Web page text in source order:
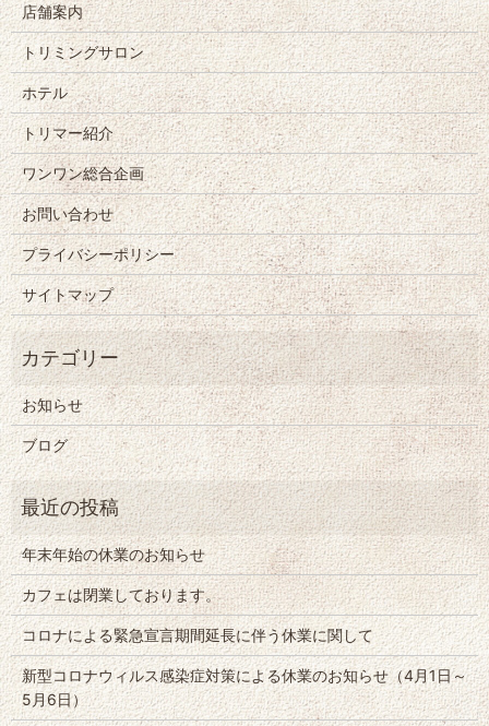
店舗案内
トリミングサロン
ホテル
トリマー紹介
ワンワン総合企画
お問い合わせ
プライバシーポリシー
サイトマップ
お知らせ
ブログ
年末年始の休業のお知らせ
カフェは閉業しております。
コロナによる緊急宣言期間延長に伴う休業に関して
新型コロナウィルス感染症対策による休業のお知らせ（4月1日～
5月6日）